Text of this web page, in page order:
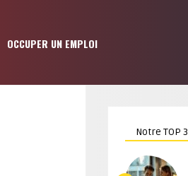
OCCUPER UN EMPLOI
Notre TOP 3